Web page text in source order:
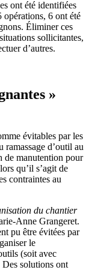
ont été identifiées
opérations, 6 ont été
Éliminer ces
sollicitantes,
d’autres.
»
évitables par les
ramassage d’outil au
de manutention pour
qu’il s’agit de
contraintes au
du chantier
Anne Grangeret.
pu être évitées par
le
(soit avec
Des solutions ont